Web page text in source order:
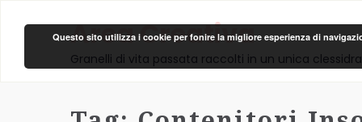
Area Creativa
Granelli di vita passata raccolti in un unica
Questo sito utilizza i cookie per fonire la migliore esperienza di